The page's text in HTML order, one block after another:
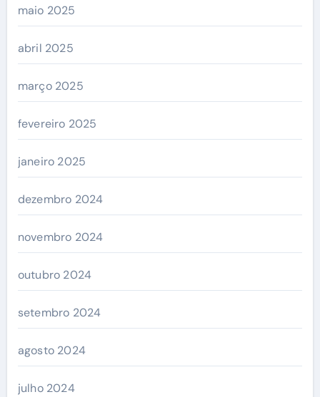
maio 2025
abril 2025
março 2025
fevereiro 2025
janeiro 2025
dezembro 2024
novembro 2024
outubro 2024
setembro 2024
agosto 2024
julho 2024